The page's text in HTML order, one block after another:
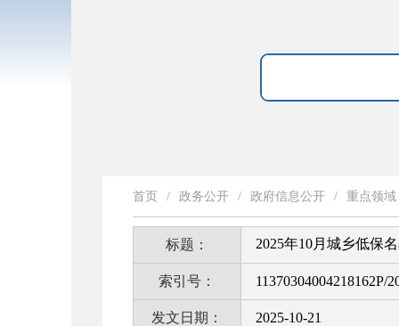
首页 / 政务公开 / 政府信息公开 / 重点领域
标题： 2025年10月城乡低保
索引号： 11370304004218162P/
发文日期： 2025-10-21